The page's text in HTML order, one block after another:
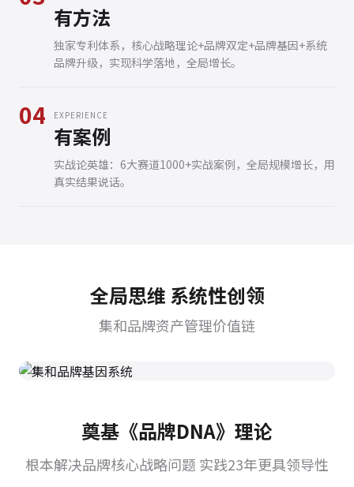
有方法
独家专利体系，核心战略理论+品牌双定+品牌基因+系统
品牌升级，实现科学落地，全局增长。
04 EXPERIENCE
有案例
实战论英雄：6大赛道1000+实战案例，全局规模增长，用
真实结果说话。
全局思维 系统性创领
集和品牌资产管理价值链
奠基《品牌DNA》理论
根本解决品牌核心战略问题 实践23年更具领导性